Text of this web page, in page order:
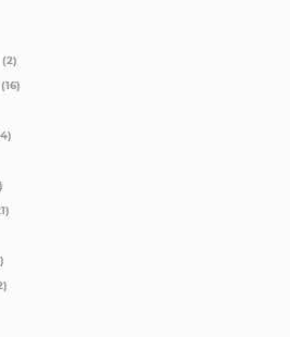
(2)
(16)